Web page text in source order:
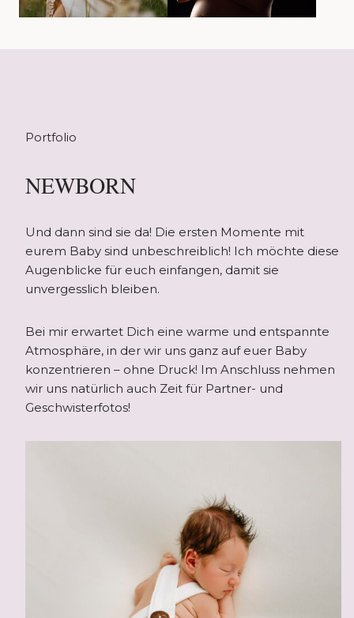
Portfolio
NEWBORN
Und dann sind sie da! Die ersten Momente mit
eurem Baby sind unbeschreiblich! Ich möchte diese
Augenblicke für euch einfangen, damit sie
unvergesslich bleiben.
Bei mir erwartet Dich eine warme und entspannte
Atmosphäre, in der wir uns ganz auf euer Baby
konzentrieren – ohne Druck! Im Anschluss nehmen
wir uns natürlich auch Zeit für Partner- und
Geschwisterfotos!